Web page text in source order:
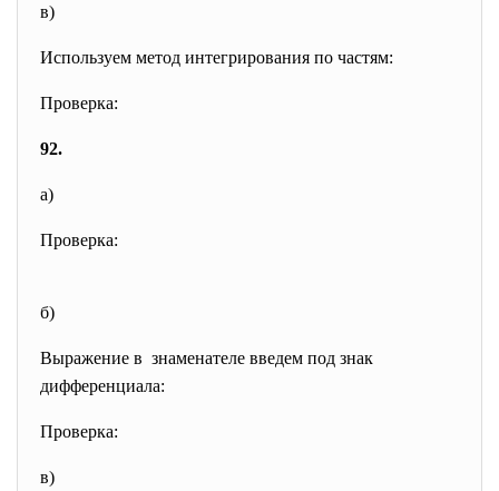
в)
Используем метод интегрирования по частям:
Проверка:
92.
а)
Проверка:
б)
Выражение в знаменателе введем под знак
дифференциала:
Проверка:
в)